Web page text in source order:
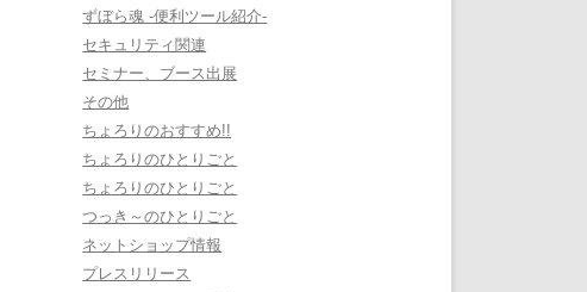
ずぼら魂 -便利ツール紹介-
セキュリティ関連
セミナー、ブース出展
その他
ちょろりのおすすめ!!
ちょろりのひとりごと
ちょろりのひとりごと
つっき～のひとりごと
ネットショップ情報
プレスリリース